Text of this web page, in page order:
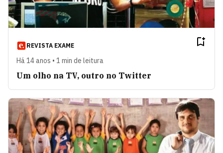
REVISTA EXAME
Há 14 anos • 1 min de leitura
Um olho na TV, outro no Twitter